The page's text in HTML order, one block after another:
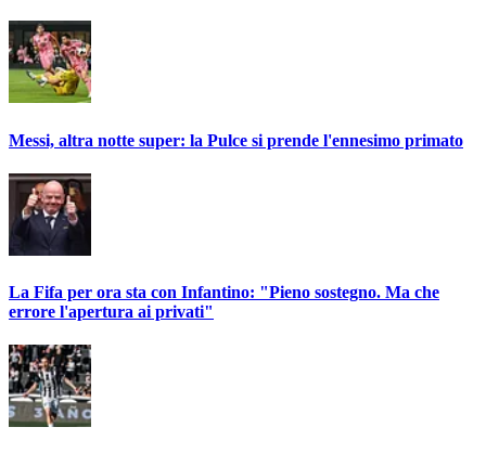
Messi, altra notte super: la Pulce si prende l'ennesimo primato
La Fifa per ora sta con Infantino: "Pieno sostegno. Ma che
errore l'apertura ai privati"